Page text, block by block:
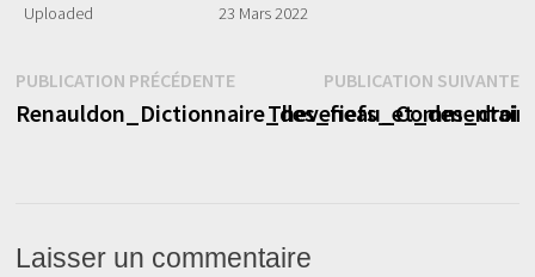
Uploaded 23 Mars 2022
Navigation
de
PUBLICATION PRÉCÉDENTEPublication
précédente :
PUBLICATION SUIVANTE
Laisser un commentaire